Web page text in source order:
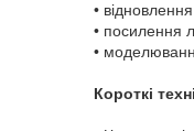
•
• посилення
•
Короткі